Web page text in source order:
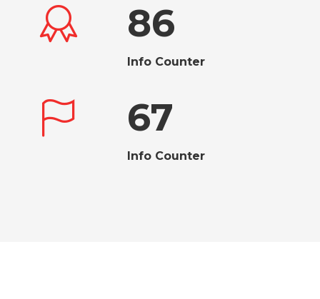
86
Info Counter
67
Info Counter